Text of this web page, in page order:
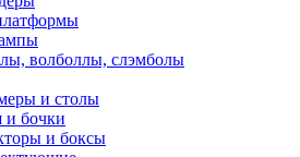
волболлы, слэмболы
и столы
и бочки
и боксы